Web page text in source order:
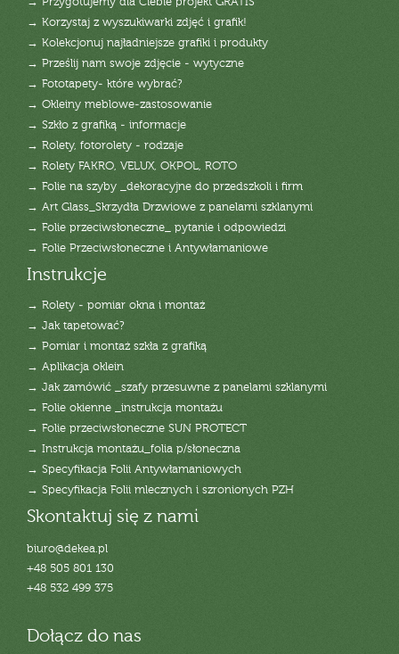
→ Korzystaj z wyszukiwarki zdjęć i grafik!
→ Kolekcjonuj najładniejsze grafiki i produkty
→ Prześlij nam swoje zdjęcie - wytyczne
→ Fototapety- które wybrać?
→ Okleiny meblowe-zastosowanie
→ Szkło z grafiką - informacje
→ Rolety, fotorolety - rodzaje
→ Rolety FAKRO, VELUX, OKPOL, ROTO
→ Folie na szyby _dekoracyjne do przedszkoli i firm
→ Art Glass_Skrzydła Drzwiowe z panelami szklanymi
→ Folie przeciwsłoneczne_ pytanie i odpowiedzi
→ Folie Przeciwsłoneczne i Antywłamaniowe
Instrukcje
→ Rolety - pomiar okna i montaż
→ Jak tapetować?
→ Pomiar i montaż szkła z grafiką
→ Aplikacja oklein
→ Jak zamówić _szafy przesuwne z panelami szklanymi
→ Folie okienne _instrukcja montażu
→ Folie przeciwsłoneczne SUN PROTECT
→ Instrukcja montażu_folia p/słoneczna
→ Specyfikacja Folii Antywłamaniowych
→ Specyfikacja Folii mlecznych i szronionych PZH
Skontaktuj się z nami
biuro@dekea.pl
+48 505 801 130
+48 532 499 375
Dołącz do nas